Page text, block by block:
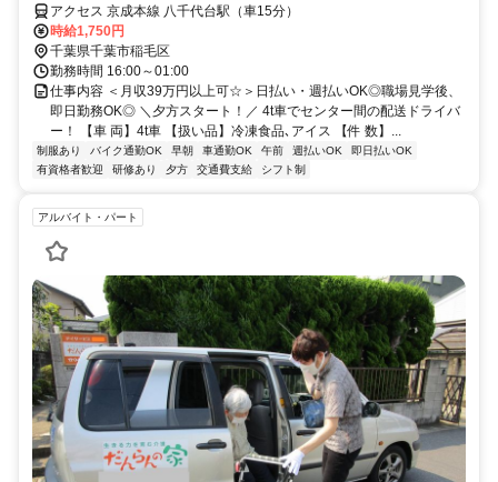
アクセス 京成本線 八千代台駅（車15分）
時給1,750円
千葉県千葉市稲毛区
勤務時間 16:00～01:00
仕事内容 ＜月収39万円以上可☆＞日払い・週払いOK◎職場見学後、
即日勤務OK◎ ＼夕方スタート！／ 4t車でセンター間の配送ドライバ
ー！ 【車 両】4t車 【扱い品】冷凍食品､アイス 【件 数】...
制服あり バイク通勤OK 早朝 車通勤OK 午前 週払いOK
即日払いOK
有資格者歓迎
研修あり 夕方 交通費支給 シフト制
アルバイト・パート